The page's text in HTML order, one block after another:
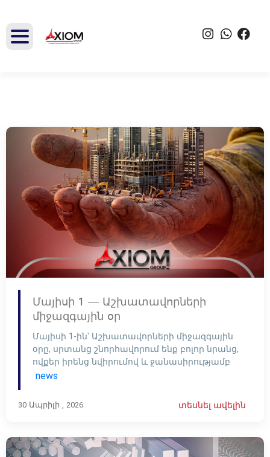
Մայիսի 1 — Աշխատավորների
միջազգային օր
Մայիսի 1-ին՝ Աշխատավորների միջազգային
օրը, սրտանց շնորհավորում ենք բոլոր նրանց,
ովքեր իրենց նվիրումով և ջանասիրությամբ
մասնակցում են արտադրական
news
30 Ապրիլի , 2026 տեսնել ավելին